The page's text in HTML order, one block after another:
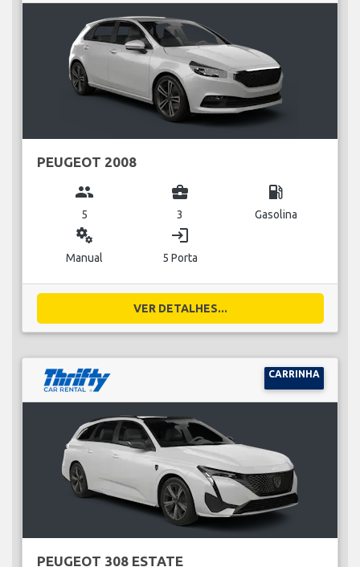
PEUGEOT 2008
group
5
business_center
3
local_gas_station
Gasolina
miscellaneous_services
Manual
login
5 Porta
VER DETALHES...
CARRINHA
PEUGEOT 308 ESTATE